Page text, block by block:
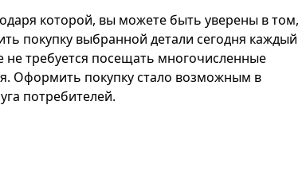
которой, вы можете быть уверены в том,
покупку выбранной детали сегодня каждый
требуется посещать многочисленные
Оформить покупку стало возможным в
потребителей.